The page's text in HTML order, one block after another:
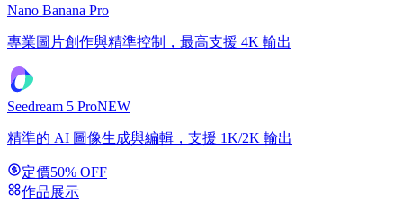
Nano Banana Pro
專業圖片創作與精準控制，最高支援 4K 輸出
Seedream 5 ProNEW
精準的 AI 圖像生成與編輯，支援 1K/2K 輸出
定價50% OFF
作品展示